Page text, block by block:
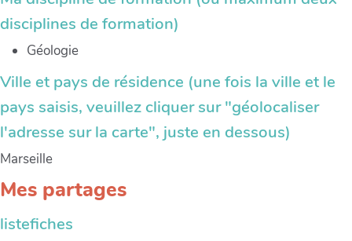
disciplines de formation)
Géologie
Ville et pays de résidence (une fois la ville et le
pays saisis, veuillez cliquer sur "géolocaliser
l'adresse sur la carte", juste en dessous)
Marseille
Mes partages
listefiches